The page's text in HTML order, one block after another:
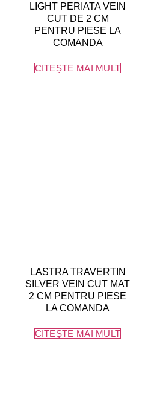
LIGHT PERIATA VEIN
CUT DE 2 CM
PENTRU PIESE LA
COMANDA
CITEȘTE MAI MULT
LASTRA TRAVERTIN
SILVER VEIN CUT MAT
2 CM PENTRU PIESE
LA COMANDA
CITEȘTE MAI MULT